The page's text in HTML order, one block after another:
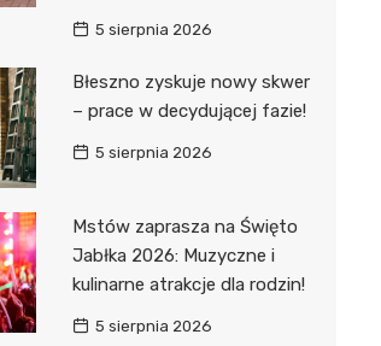
5 sierpnia 2026
Błeszno zyskuje nowy skwer
– prace w decydującej fazie!
5 sierpnia 2026
Mstów zaprasza na Święto
Jabłka 2026: Muzyczne i
kulinarne atrakcje dla rodzin!
5 sierpnia 2026